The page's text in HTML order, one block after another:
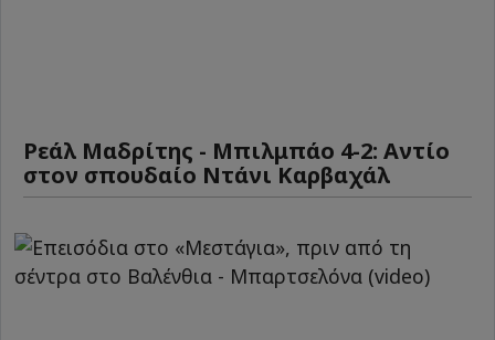
Ρεάλ Μαδρίτης - Μπιλμπάο 4-2: Αντίο
στον σπουδαίο Ντάνι Καρβαχάλ